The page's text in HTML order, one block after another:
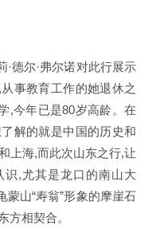
德尔·弗尔诺对此行展示
事教育工作的她退休之
,今年已是80岁高龄。在
解的就是中国的历史和
上海,而此次山东之行,让
,尤其是龙口的南山大
山“寿翁”形象的摩崖石
方相契合。